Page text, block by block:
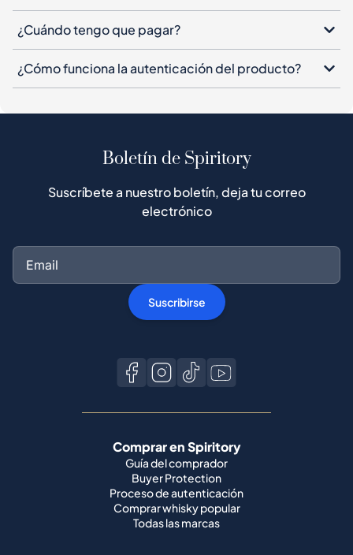
¿Cuándo tengo que pagar?
¿Cómo funciona la autenticación del producto?
Boletín de Spiritory
Suscríbete a nuestro boletín, deja tu correo
electrónico
Suscribirse
Comprar en Spiritory
Guía del comprador
Buyer Protection
Proceso de autenticación
Comprar whisky popular
Todas las marcas